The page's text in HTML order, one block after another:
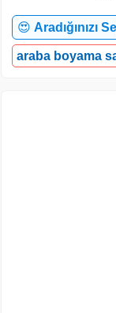
😍 Aradığınızı
araba boyama